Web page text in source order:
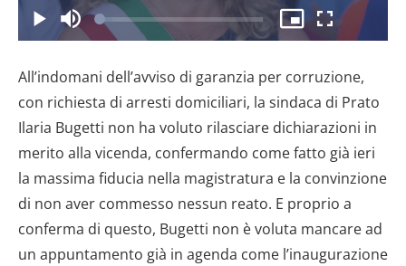
il
video
PlayDisattiva
l’audio
Caricato:
7.56%
Picture-
in-
Schermo
intero
All’indomani dell’avviso di garanzia per corruzione,
con richiesta di arresti domiciliari, la sindaca di Prato
Ilaria Bugetti non ha voluto rilasciare dichiarazioni in
merito alla vicenda, confermando come fatto già ieri
la massima fiducia nella magistratura e la convinzione
di non aver commesso nessun reato. E proprio a
conferma di questo, Bugetti non è voluta mancare ad
un appuntamento già in agenda come l’inaugurazione